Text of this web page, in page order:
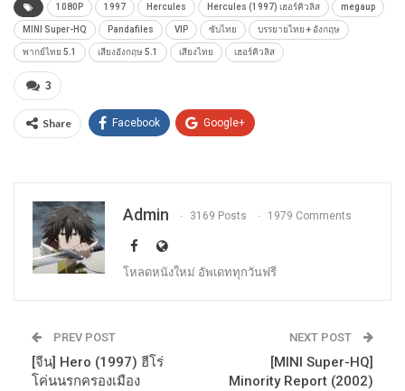
1080P 1997 Hercules Hercules (1997) เฮอร์คิวลิส megaup
MINI Super-HQ Pandafiles VIP ซับไทย บรรยายไทย + อังกฤษ
พากย์ไทย 5.1 เสียงอังกฤษ 5.1 เสียงไทย เฮอร์คิวลิส
3
Share Facebook Google+
Admin 3169 Posts 1979 Comments
โหลดหนังใหม่ อัพเดททุกวันฟรี
PREV POST
[จีน] Hero (1997) ฮีโร่
โค่นนรกครองเมือง
NEXT POST
[MINI Super-HQ]
Minority Report (2002)